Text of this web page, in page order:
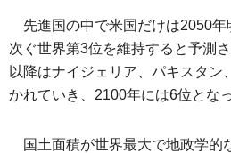
先進国の中で米国だけは2050
次ぐ世界第3位を維持すると予測
以降はナイジェリア、パキスタン
かれていき、2100年には6位とな
国土面積が世界最大で地政学的